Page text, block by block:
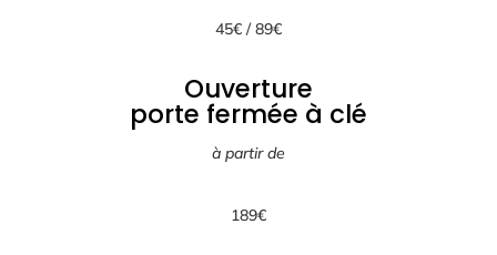
45€ / 89€
Ouverture
porte fermée à clé
à partir de
189€